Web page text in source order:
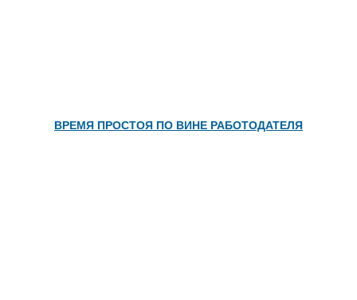
ВРЕМЯ ПРОСТОЯ ПО ВИНЕ РАБОТОДАТЕЛЯ